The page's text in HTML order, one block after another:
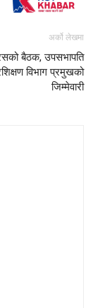
अर्को लेखमा
बैठक, उपसभापति
विभाग प्रमुखको
जिम्मेवारी